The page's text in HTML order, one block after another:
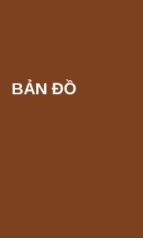
BẢN ĐỒ